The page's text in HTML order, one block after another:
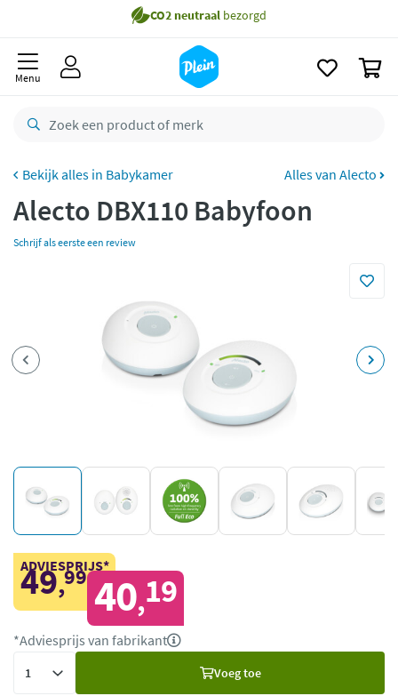
Gratisbezorging vanaf 35,- *
Bestelling uiterlijkmaandag
Gratisretourneren
Betaal met Klarna
Menu
Babykamer Alles van Alecto
Alecto DBX110 Babyfoon
Schrijf als eerste een review
ADVIESPRIJS*
49,99 40,19
*Adviesprijs van fabrikant
Voeg toe